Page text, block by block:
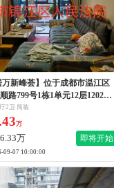
路799号1栋1单元12层1202号
2卫 简装
万
万 即将开始
09-07 10:00:00